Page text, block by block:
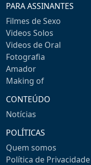
PARA ASSINANTES
Filmes de Sexo
Videos Solos
Videos de Oral
Fotografia
Amador
Making of
CONTEÚDO
Notícias
POLÍTICAS
Quem somos
Política de Privacidade